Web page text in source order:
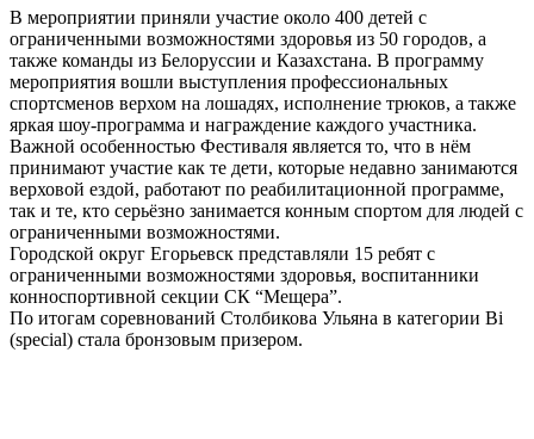
В мероприятии приняли участие около 400 детей с
ограниченными возможностями здоровья из 50 городов, а
также команды из Белоруссии и Казахстана. В программу
мероприятия вошли выступления профессиональных
спортсменов верхом на лошадях, исполнение трюков, а также
яркая шоу-программа и награждение каждого участника.
Важной особенностью Фестиваля является то, что в нём
принимают участие как те дети, которые недавно занимаются
верховой ездой, работают по реабилитационной программе,
так и те, кто серьёзно занимается конным спортом для людей с
ограниченными возможностями.
Городской округ Егорьевск представляли 15 ребят с
ограниченными возможностями здоровья, воспитанники
конноспортивной секции СК “Мещера”.
По итогам соревнований Столбикова Ульяна в категории Bi
(special) стала бронзовым призером.